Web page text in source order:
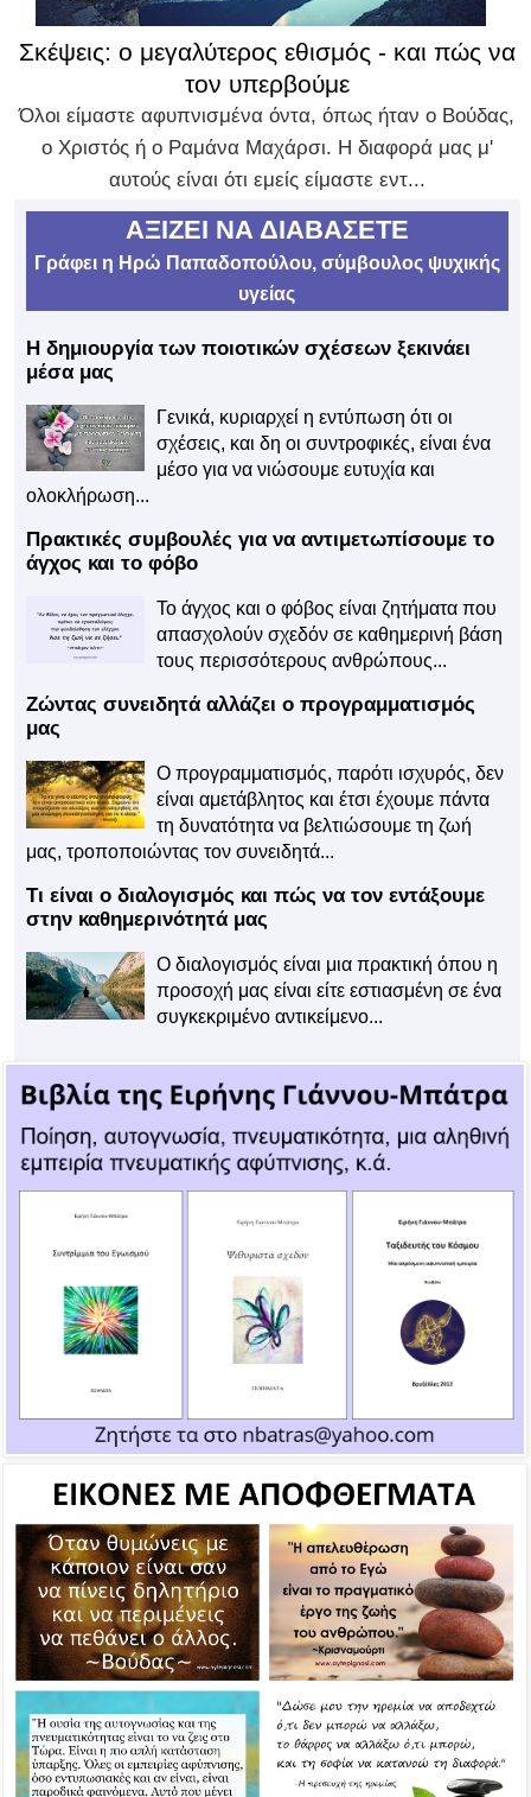
Σκέψεις: ο μεγαλύτερος εθισμός - και πώς να
τον υπερβούμε
Όλοι είμαστε αφυπνισμένα όντα, όπως ήταν ο Βούδας,
ο Χριστός ή ο Ραμάνα Μαχάρσι. Η διαφορά μας μ'
αυτούς είναι ότι εμείς είμαστε εντ...
ΑΞΙΖΕΙ ΝΑ ΔΙΑΒΑΣΕΤΕ
Γράφει η Ηρώ Παπαδοπούλου, σύμβουλος ψυχικής
υγείας
Η δημιουργία των ποιοτικών σχέσεων ξεκινάει
μέσα μας
Γενικά, κυριαρχεί η εντύπωση ότι οι
σχέσεις, και δη οι συντροφικές, είναι ένα
μέσο για να νιώσουμε ευτυχία και
ολοκλήρωση...
Πρακτικές συμβουλές για να αντιμετωπίσουμε το
άγχος και το φόβο
Το άγχος και ο φόβος είναι ζητήματα που
απασχολούν σχεδόν σε καθημερινή βάση
τους περισσότερους ανθρώπους...
Ζώντας συνειδητά αλλάζει ο προγραμματισμός
μας
Ο προγραμματισμός, παρότι ισχυρός, δεν
είναι αμετάβλητος και έτσι έχουμε πάντα
τη δυνατότητα να βελτιώσουμε τη ζωή
μας, τροποποιώντας τον συνειδητά...
Τι είναι ο διαλογισμός και πώς να τον εντάξουμε
στην καθημερινότητά μας
Ο διαλογισμός είναι μια πρακτική όπου η
προσοχή μας είναι είτε εστιασμένη σε ένα
συγκεκριμένο αντικείμενο...